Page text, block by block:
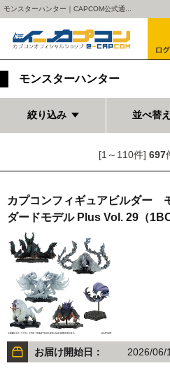
モンスターハンター｜CAPCOM公式通...
モンスターハンター
絞り込み 並べ替え
[1～110件] 697
カプコンフィギュアビルダー
ダードモデル Plus Vol. 29（
お届け開始日： 2026/06/